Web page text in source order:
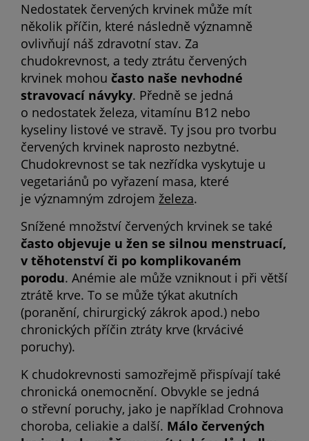
Nedostatek červených krvinek může mít
několik příčin, které následně významně
ovlivňují náš zdravotní stav. Za
chudokrevnost, a tedy ztrátu červených
krvinek mohou často naše nevhodné
stravovací návyky. Předně se jedná
o nedostatek železa, vitamínu B12 nebo
kyseliny listové ve stravě. Ty jsou pro tvorbu
červených krvinek naprosto nezbytné.
Chudokrevnost se tak nezřídka vyskytuje u
vegetariánů po vyřazení masa, které
je významným zdrojem železa.
Snížené množství červených krvinek se také
často objevuje u žen se silnou menstruací,
v těhotenství či po komplikovaném
porodu. Anémie ale může vzniknout i při větší
ztrátě krve. To se může týkat akutních
(poranění, chirurgický zákrok apod.) nebo
chronických příčin ztráty krve (krvácivé
poruchy).
K chudokrevnosti samozřejmě přispívají také
chronická onemocnění. Obvykle se jedná
o střevní poruchy, jako je například Crohnova
choroba, celiakie a další. Málo červených